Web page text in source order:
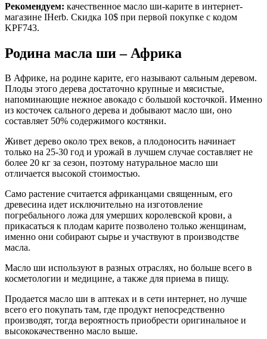
Рекомендуем: качественное масло ши-карите в интернет-
магазине IHerb. Скидка 10$ при первой покупке с кодом
KPF743.
Родина масла ши – Африка
В Африке, на родине карите, его называют сальным деревом.
Плоды этого дерева достаточно крупные и мясистые,
напоминающие нежное авокадо с большой косточкой. Именно
из косточек сального дерева и добывают масло ши, оно
составляет 50% содержимого костянки.
Живет дерево около трех веков, а плодоносить начинает
только на 25-30 год и урожай в лучшем случае составляет не
более 20 кг за сезон, поэтому натуральное масло ши
отличается высокой стоимостью.
Само растение считается африканцами священным, его
древесина идет исключительно на изготовление
погребального ложа для умерших королевской крови, а
прикасаться к плодам карите позволено только женщинам,
именно они собирают сырье и участвуют в производстве
масла.
Масло ши используют в разных отраслях, но больше всего в
косметологии и медицине, а также для приема в пищу.
Продается масло ши в аптеках и в сети интернет, но лучше
всего его покупать там, где продукт непосредственно
производят, тогда вероятность приобрести оригинальное и
высококачественно масло выше.